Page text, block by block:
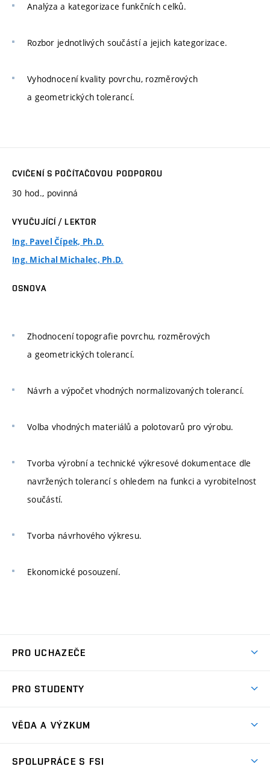
Analýza a kategorizace funkčních celků.
Rozbor jednotlivých součástí a jejich kategorizace.
Vyhodnocení kvality povrchu, rozměrových
a geometrických tolerancí.
CVIČENÍ S POČÍTAČOVOU PODPOROU
30 hod., povinná
VYUČUJÍCÍ / LEKTOR
Ing. Pavel Čípek, Ph.D.
Ing. Michal Michalec, Ph.D.
OSNOVA
Zhodnocení topografie povrchu, rozměrových
a geometrických tolerancí.
Návrh a výpočet vhodných normalizovaných tolerancí.
Volba vhodných materiálů a polotovarů pro výrobu.
Tvorba výrobní a technické výkresové dokumentace dle
navržených tolerancí s ohledem na funkci a vyrobitelnost
součástí.
Tvorba návrhového výkresu.
Ekonomické posouzení.
PRO UCHAZEČE
Ambasadoři studia
Zápisy
PRO STUDENTY
Studijní předpisy
VĚDA A VÝZKUM
SPOLUPRÁCE S FSI